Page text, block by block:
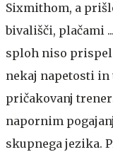
Sixmithom, a
bivališči, plačami
sploh niso
nekaj napetosti
pričakovanj
napornim
skupnega jezika.